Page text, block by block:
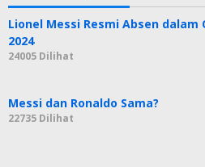
Lionel Messi Resmi Absen dalam
2024
24005 Dilihat
Messi dan Ronaldo Sama?
22735 Dilihat